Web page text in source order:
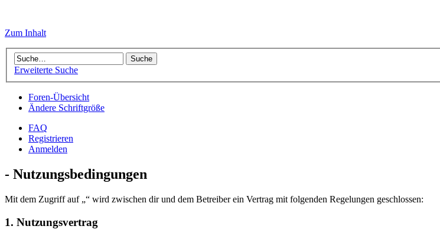
Zum Inhalt
Erweiterte Suche
Foren-Übersicht
Ändere Schriftgröße
FAQ
Registrieren
Anmelden
- Nutzungsbedingungen
Mit dem Zugriff auf „“ wird zwischen dir und dem Betreiber ein Vertrag mit folgenden Regelungen geschlossen:
1. Nutzungsvertrag